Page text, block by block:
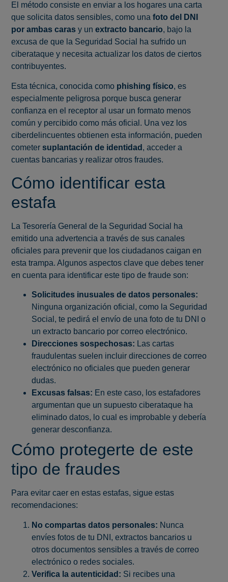
El método consiste en enviar a los hogares una carta
que solicita datos sensibles, como una foto del DNI
por ambas caras y un extracto bancario, bajo la
excusa de que la Seguridad Social ha sufrido un
ciberataque y necesita actualizar los datos de ciertos
contribuyentes.
Esta técnica, conocida como phishing físico, es
especialmente peligrosa porque busca generar
confianza en el receptor al usar un formato menos
común y percibido como más oficial. Una vez los
ciberdelincuentes obtienen esta información, pueden
cometer suplantación de identidad , acceder a
cuentas bancarias y realizar otros fraudes.
Cómo identificar esta
estafa
La Tesorería General de la Seguridad Social ha
emitido una advertencia a través de sus canales
oficiales para prevenir que los ciudadanos caigan en
esta trampa. Algunos aspectos clave que debes tener
en cuenta para identificar este tipo de fraude son:
Solicitudes inusuales de datos personales:
Ninguna organización oficial, como la Seguridad
Social, te pedirá el envío de una foto de tu DNI o
un extracto bancario por correo electrónico.
Direcciones sospechosas: Las cartas
fraudulentas suelen incluir direcciones de correo
electrónico no oficiales que pueden generar
dudas.
Excusas falsas: En este caso, los estafadores
argumentan que un supuesto ciberataque ha
eliminado datos, lo cual es improbable y debería
generar desconfianza.
Cómo protegerte de este
tipo de fraudes
Para evitar caer en estas estafas, sigue estas
recomendaciones:
No compartas datos personales: Nunca
envíes fotos de tu DNI, extractos bancarios u
otros documentos sensibles a través de correo
electrónico o redes sociales.
Verifica la autenticidad: Si recibes una